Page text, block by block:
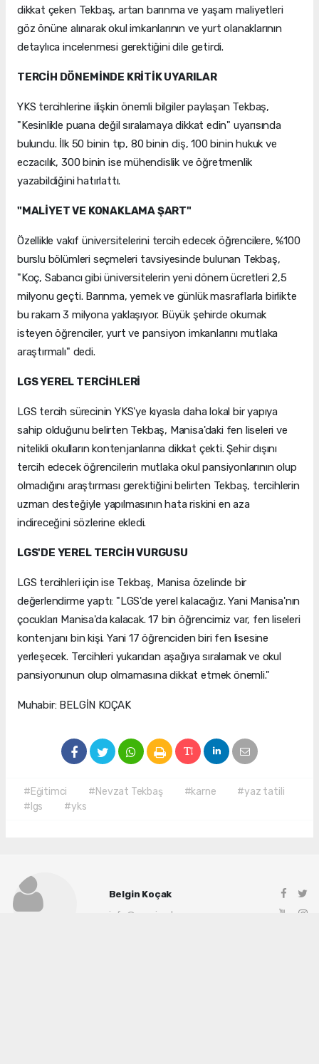
dikkat çeken Tekbaş, artan barınma ve yaşam maliyetleri
göz önüne alınarak okul imkanlarının ve yurt olanaklarının
detaylıca incelenmesi gerektiğini dile getirdi.
TERCİH DÖNEMİNDE KRİTİK UYARILAR
YKS tercihlerine ilişkin önemli bilgiler paylaşan Tekbaş,
"Kesinlikle puana değil sıralamaya dikkat edin" uyarısında
bulundu. İlk 50 binin tıp, 80 binin diş, 100 binin hukuk ve
eczacılık, 300 binin ise mühendislik ve öğretmenlik
yazabildiğini hatırlattı.
"MALİYET VE KONAKLAMA ŞART"
Özellikle vakıf üniversitelerini tercih edecek öğrencilere, %100
burslu bölümleri seçmeleri tavsiyesinde bulunan Tekbaş,
"Koç, Sabancı gibi üniversitelerin yeni dönem ücretleri 2,5
milyonu geçti. Barınma, yemek ve günlük masraflarla birlikte
bu rakam 3 milyona yaklaşıyor. Büyük şehirde okumak
isteyen öğrenciler, yurt ve pansiyon imkanlarını mutlaka
araştırmalı" dedi.
LGS YEREL TERCİHLERİ
LGS tercih sürecinin YKS'ye kıyasla daha lokal bir yapıya
sahip olduğunu belirten Tekbaş, Manisa'daki fen liseleri ve
nitelikli okulların kontenjanlarına dikkat çekti. Şehir dışını
tercih edecek öğrencilerin mutlaka okul pansiyonlarının olup
olmadığını araştırması gerektiğini belirten Tekbaş, tercihlerin
uzman desteğiyle yapılmasının hata riskini en aza
indireceğini sözlerine ekledi.
LGS'DE YEREL TERCİH VURGUSU
LGS tercihleri için ise Tekbaş, Manisa özelinde bir
değerlendirme yaptı: "LGS'de yerel kalacağız. Yani Manisa'nın
çocukları Manisa'da kalacak. 17 bin öğrencimiz var, fen liseleri
kontenjanı bin kişi. Yani 17 öğrenciden biri fen lisesine
yerleşecek. Tercihleri yukarıdan aşağıya sıralamak ve okul
pansiyonunun olup olmamasına dikkat etmek önemli."
Muhabir: BELGİN KOÇAK
#Eğitimci #Nevzat Tekbaş #karne
#yaz tatili
#lgs
#yks
Belgin Koçak
info@manisadenge.com